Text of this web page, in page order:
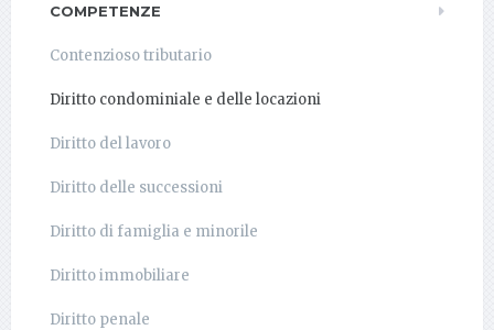
COMPETENZE
Contenzioso tributario
Diritto condominiale e delle locazioni
Diritto del lavoro
Diritto delle successioni
Diritto di famiglia e minorile
Diritto immobiliare
Diritto penale